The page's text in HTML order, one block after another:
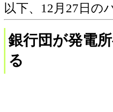
以下、12月27日の
銀行団が発電
る